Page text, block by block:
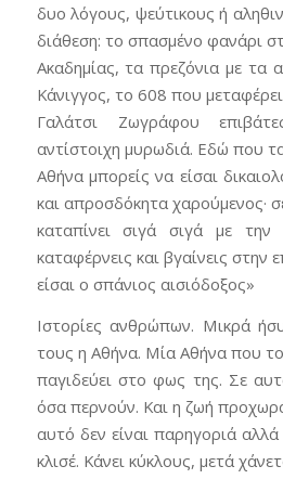
δυο λόγους, ψεύτικους ή
διάθεση: το σπασμένο φανάρι
Ακαδημίας, τα πρεζόνια με τα
Κάνιγγος, το 608 που
Γαλάτσι Ζωγράφου
αντίστοιχη μυρωδιά. Εδώ που
Αθήνα μπορείς να είσαι
και απροσδόκητα χαρούμενος·
καταπίνει σιγά σιγά με
καταφέρνεις και βγαίνεις στην
είσαι ο σπάνιος αισιόδοξος»
Ιστορίες ανθρώπων. Μικρά
τους η Αθήνα. Μία Αθήνα που
παγιδεύει στο φως της. Σε
όσα περνούν. Και η ζωή
αυτό δεν είναι παρηγοριά
κλισέ. Κάνει κύκλους, μετά